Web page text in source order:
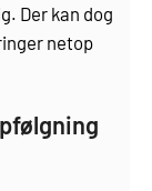
Der kan dog
netop